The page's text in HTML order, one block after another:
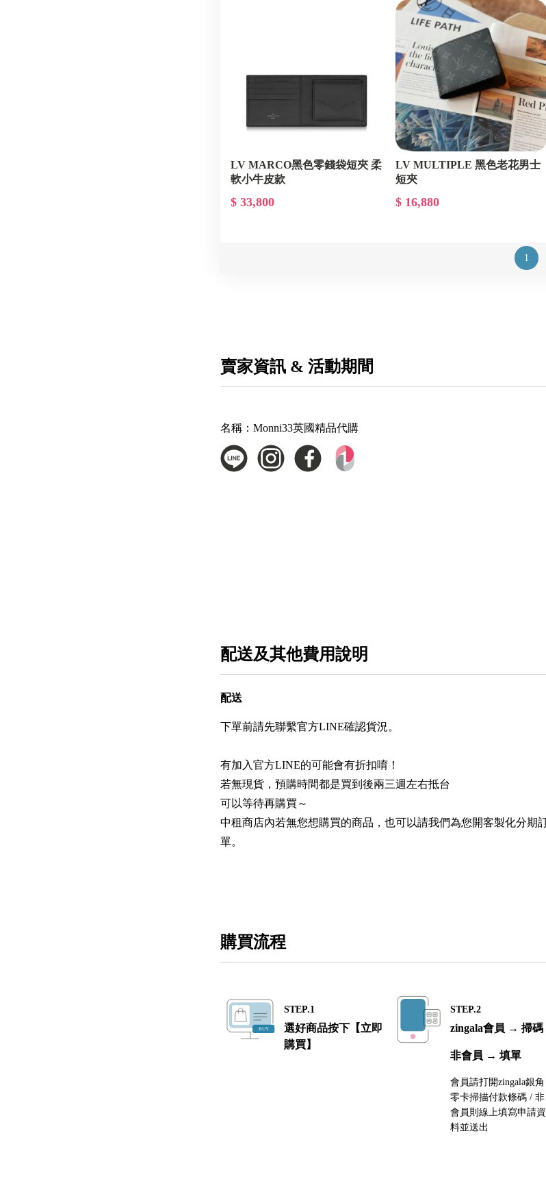
LV MARCO黑色零錢袋短夾 柔
軟小牛皮款
$ 33,800
LV MULTIPLE 黑色老花男士
短夾
$ 16,880
1
賣家資訊 & 活動期間
名稱： Monni33英國精品代購
配送及其他費用說明
配送
下單前請先聯繫官方LINE確認貨況。
有加入官方LINE的可能會有折扣唷！
若無現貨，預購時間都是買到後兩三週左右抵台
可以等待再購買～
中租商店內若無您想購買的商品，也可以請我們為您開客製化分期訂
單。
購買流程
STEP.1
選好商品按下【立即
購買】
STEP.2
zingala會員 → 掃碼
非會員 → 填單
會員請打開zingala銀角
零卡掃描付款條碼 / 非
會員則線上填寫申請資
料並送出